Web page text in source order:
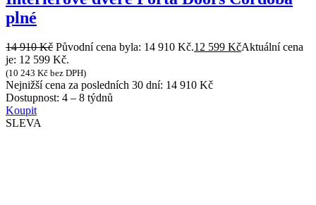
plné
14 910Kč Původní cena byla: 14 910 Kč.12 599 KčAktuální cena
je: 12 599 Kč.
(10 243 Kč bez DPH)
Nejnižší cena za posledních 30 dní: 14 910 Kč
Dostupnost: 4 – 8 týdnů
Koupit
SLEVA